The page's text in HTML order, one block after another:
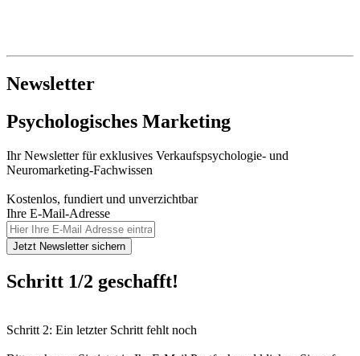
Newsletter
Psychologisches Marketing
Ihr Newsletter für exklusives Verkaufspsychologie- und
Neuromarketing-Fachwissen
Kostenlos, fundiert und unverzichtbar
Ihre E-Mail-Adresse
Jetzt Newsletter sichern
Schritt 1/2 geschafft!
Schritt 2: Ein letzter Schritt fehlt noch